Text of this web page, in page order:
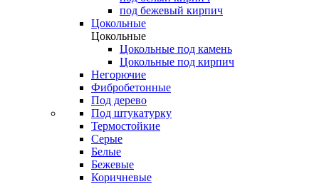
под бежевый кирпич
Цокольные
Цокольные
Цокольные под камень
Цокольные под кирпич
Негорючие
Фибробетонные
Под дерево
Под штукатурку
Термостойкие
Серые
Белые
Бежевые
Коричневые